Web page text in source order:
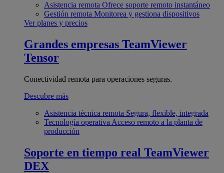
Asistencia remota Ofrece soporte remoto instantáneo
Gestión remota Monitorea y gestiona dispositivos
Ver planes y precios
Grandes empresas TeamViewer
Tensor
Conectividad remota para operaciones seguras.
Descubre más
Asistencia técnica remota Segura, flexible, integrada
Tecnología operativa Acceso remoto a la planta de
producción
Soporte en tiempo real TeamViewer
DEX